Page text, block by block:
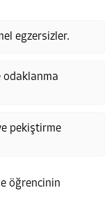
egzersizler.
odaklanma
pekiştirme
öğrencinin